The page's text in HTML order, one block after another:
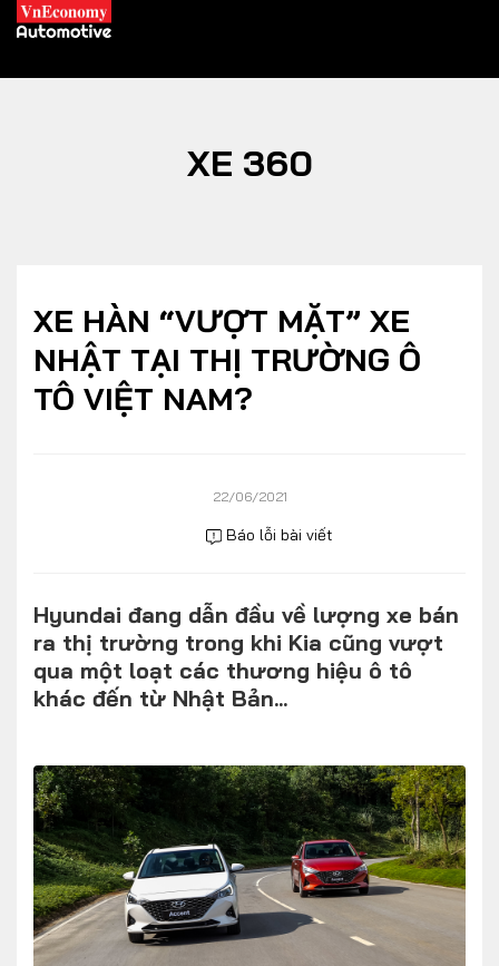
XE XANH
Hybrid
Xe điện
THỊ TRƯỜNG XE
MULTIMEDIA
Infographics
Video
TRA CỨU XE
HÃNG XE MODEL
XE 360
XE HÀN “VƯỢT MẶT” XE
NHẬT TẠI THỊ TRƯỜNG Ô
TÔ VIỆT NAM?
22/06/2021
Báo lỗi bài viết
Hyundai đang dẫn đầu về lượng xe bán
ra thị trường trong khi Kia cũng vượt
qua một loạt các thương hiệu ô tô
khác đến từ Nhật Bản...